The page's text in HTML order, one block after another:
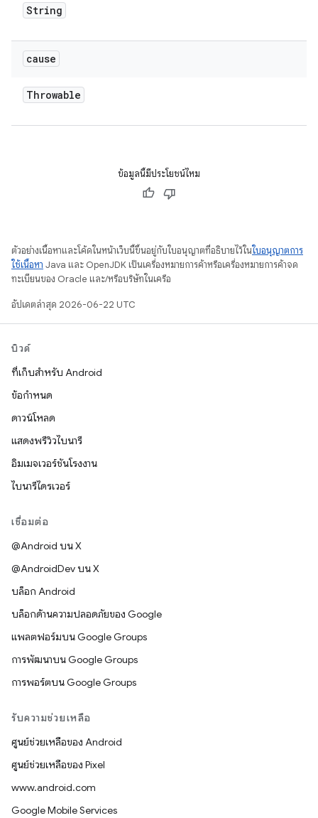
String
cause
Throwable
ข้อมูลนี้มีประโยชน์ไหม
ตัวอย่างเนื้อหาและโค้ดในหน้าเว็บนี้ขึ้นอยู่กับใบอนุญาตที่อธิบายไว้ในใบอนุญาตการ
ใช้เนื้อหา Java และ OpenJDK เป็นเครื่องหมายการค้าหรือเครื่องหมายการค้าจด
ทะเบียนของ Oracle และ/หรือบริษัทในเครือ
อัปเดตล่าสุด 2026-06-22 UTC
บิวด์
ที่เก็บสำหรับ Android
ข้อกำหนด
ดาวน์โหลด
แสดงพรีวิวไบนารี
อิมเมจเวอร์ชันโรงงาน
ไบนารีไดรเวอร์
เชื่อมต่อ
@Android บน X
@AndroidDev บน X
บล็อก Android
บล็อกด้านความปลอดภัยของ Google
แพลตฟอร์มบน Google Groups
การพัฒนาบน Google Groups
การพอร์ตบน Google Groups
รับความช่วยเหลือ
ศูนย์ช่วยเหลือของ Android
ศูนย์ช่วยเหลือของ Pixel
www.android.com
Google Mobile Services